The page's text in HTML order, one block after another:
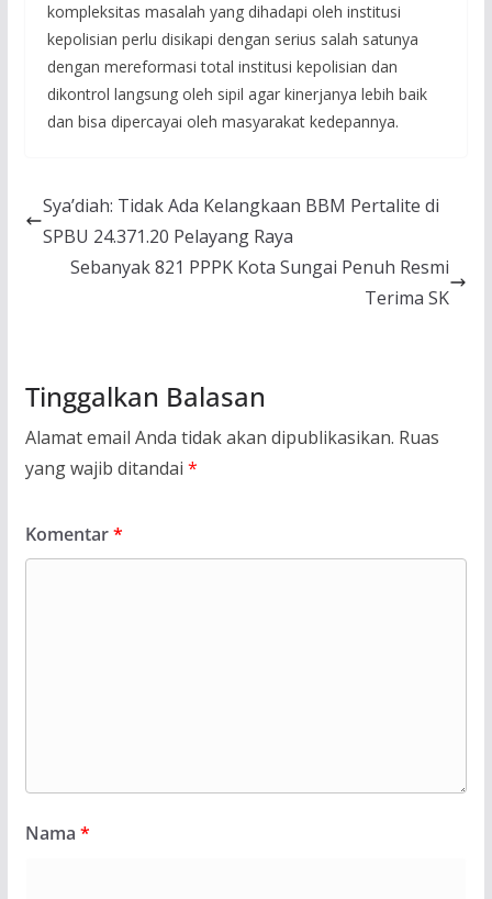
kompleksitas masalah yang dihadapi oleh institusi
kepolisian perlu disikapi dengan serius salah satunya
dengan mereformasi total institusi kepolisian dan
dikontrol langsung oleh sipil agar kinerjanya lebih baik
dan bisa dipercayai oleh masyarakat kedepannya.
Sya’diah: Tidak Ada Kelangkaan BBM Pertalite di
SPBU 24.371.20 Pelayang Raya
Sebanyak 821 PPPK Kota Sungai Penuh Resmi
Terima SK
Tinggalkan Balasan
Alamat email Anda tidak akan dipublikasikan. Ruas
yang wajib ditandai *
Komentar*
Nama *